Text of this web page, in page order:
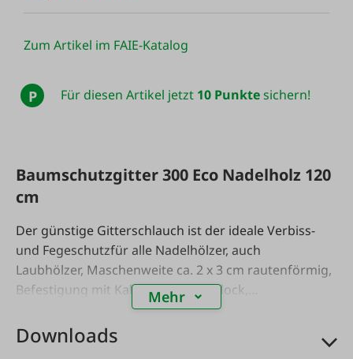
Zum Artikel im FAIE-Katalog
P Für diesen Artikel jetzt 10 Punktesichern!
Baumschutzgitter 300 Eco Nadelholz 120
cm
Der günstige Gitterschlauch ist der ideale Verbiss-
und Fegeschutzfür alle Nadelhölzer, auch
Laubhölzer, Maschenweite ca. 2 x 3 cm rautenförmig,
Befestigung mit Kabelbinder an Pflock,
Wuchsraumdurchmesser 20 cm, 4 - 5 Jahre UV-
beständig120 cm hoch, einfach kürzbar,
grünFreiwuchs Econom 300 - per Stück!
Mehr
Downloads